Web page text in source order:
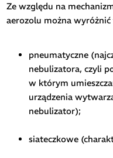
Ze względu na
aerozolu można
pneumatyczne
nebulizatora, czyli
w którym
urządzenia
nebulizator);
siateczkowe